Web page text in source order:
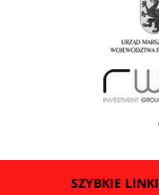
SZYBKIE LINKI